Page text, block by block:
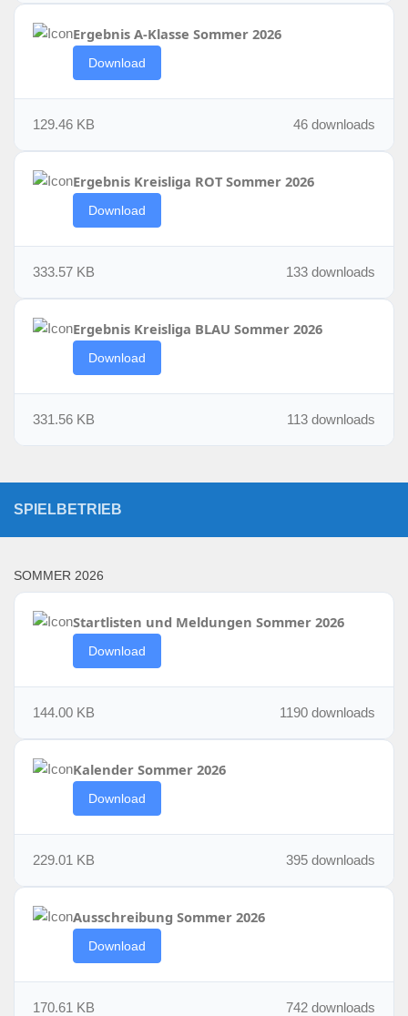
Ergebnis A-Klasse Sommer 2026
Download
46 downloads
129.46 KB
Ergebnis Kreisliga ROT Sommer 2026
Download
133 downloads
333.57 KB
Ergebnis Kreisliga BLAU Sommer 2026
Download
113 downloads
331.56 KB
SPIELBETRIEB
SOMMER 2026
Startlisten und Meldungen Sommer 2026
Download
1190 downloads
144.00 KB
Kalender Sommer 2026
Download
395 downloads
229.01 KB
Ausschreibung Sommer 2026
Download
742 downloads
170.61 KB